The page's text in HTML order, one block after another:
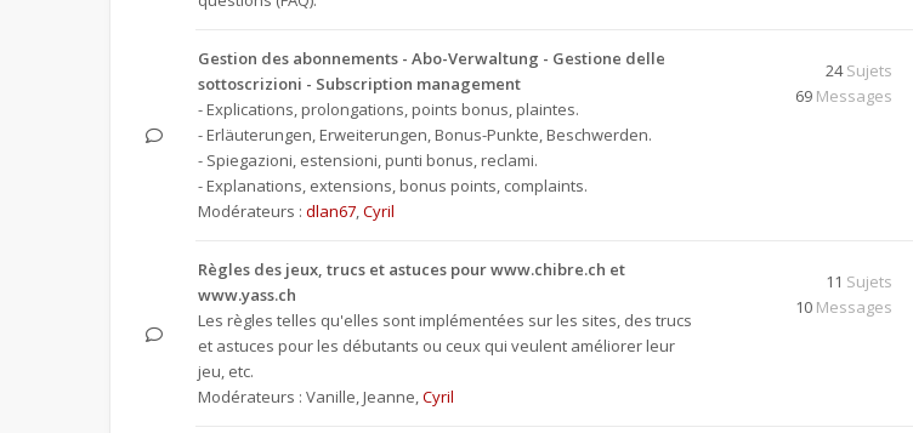
Gestion des abonnements - Abo-Verwaltung - Gestione delle
sottoscrizioni - Subscription management
- Explications, prolongations, points bonus, plaintes.
- Erläuterungen, Erweiterungen, Bonus-Punkte, Beschwerden.
- Spiegazioni, estensioni, punti bonus, reclami.
- Explanations, extensions, bonus points, complaints.
Modérateurs : dlan67,Cyril
24Sujets
69 Messages
Règles des jeux, trucs et astuces pour www.chibre.ch et
www.yass.ch
Les règles telles qu'elles sont implémentées sur les sites, des trucs
et astuces pour les débutants ou ceux qui veulent améliorer leur
jeu, etc.
Modérateurs : Vanille, Jeanne,Cyril
11 Sujets
10 Messages